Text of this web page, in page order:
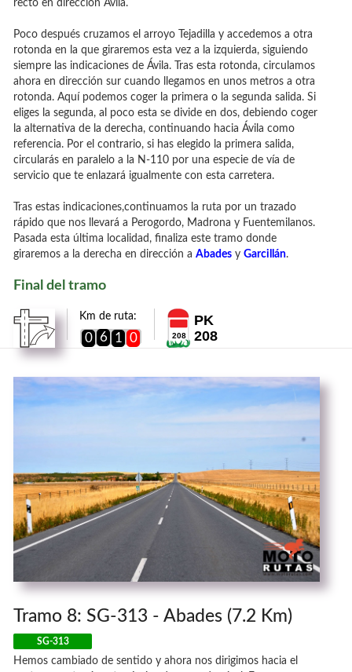
recto en dirección Ávila.
Poco después cruzamos el arroyo Tejadilla y accedemos a otra
rotonda en la que giraremos esta vez a la izquierda, siguiendo
siempre las indicaciones de Ávila. Tras esta rotonda, circulamos
ahora en dirección sur cuando llegamos en unos metros a otra
rotonda. Aquí podemos coger la primera o la segunda salida. Si
eliges la segunda, al poco esta se divide en dos, debiendo coger
la alternativa de la derecha, continuando hacia Ávila como
referencia. Por el contrario, si has elegido la primera salida,
circularás en paralelo a la N-110 por una especie de vía de
servicio que te enlazará igualmente con esta carretera.
Tras estas indicaciones,continuamos la ruta por un trazado
rápido que nos llevará a Perogordo, Madrona y Fuentemilanos.
Pasada esta última localidad, finaliza este tramo donde
giraremos a la derecha en dirección a Abades y Garcillán.
Final del tramo
Km de ruta:
0 6 1 0 208
PK
208
Tramo 8: SG-313 - Abades (7.2 Km)
SG-313
Hemos cambiado de sentido y ahora nos dirigimos hacia el